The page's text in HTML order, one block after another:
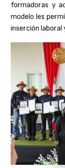
formadoras y
modelo les
inserción laboral